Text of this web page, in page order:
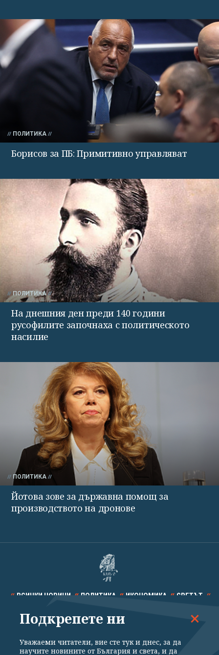
ПОЛИТИКА
Борисов за ПБ: Примитивно управляват
ПОЛИТИКА
На днешния ден преди 140 години
русофилите започнаха с политическото
насилие
ПОЛИТИКА
Йотова зове за държавна помощ за
производството на дронове
ВСИЧКИ НОВИНИ ПОЛИТИКА ИКОНОМИКА СВЕТЪТ
СПОРТ КУЛТУРА ТЕХНОЛОГИИ КАЛЕЙДОСКОП
Подкрепете ни
Уважаеми читатели, вие сте тук и днес, за да
научите новините от България и света, и да